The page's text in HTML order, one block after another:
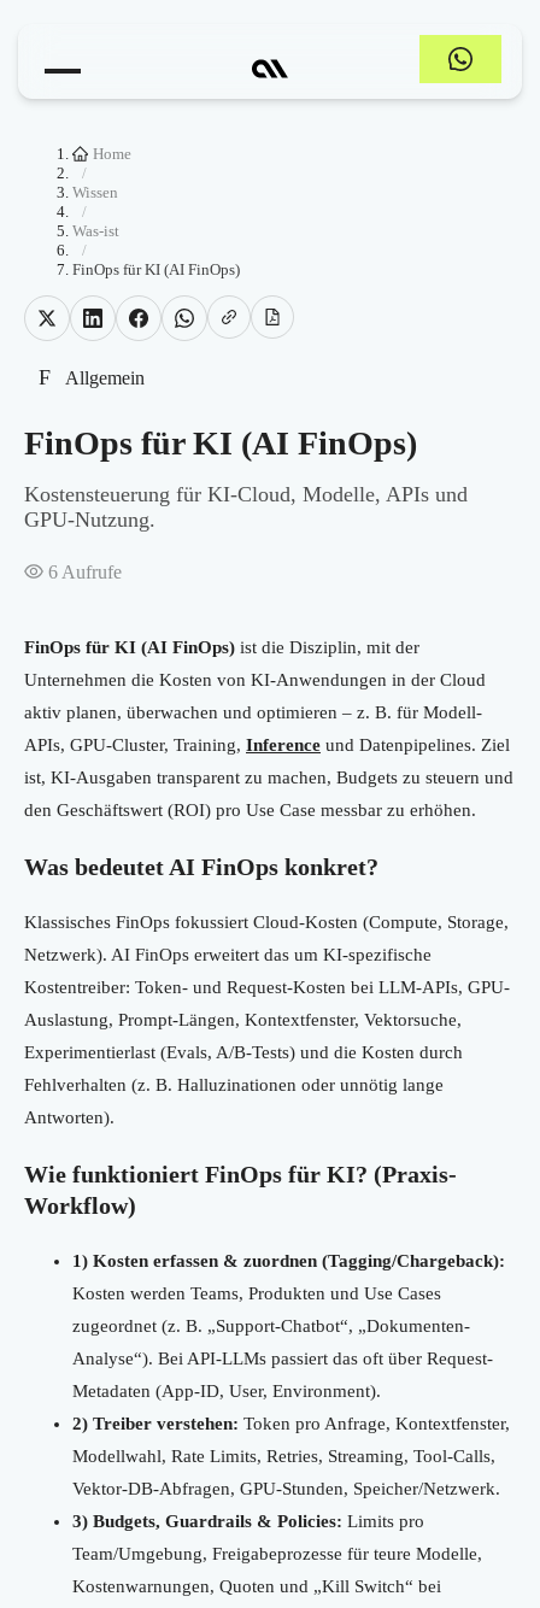
Home
/
Wissen
/
Was-ist
/
FinOps für KI (AI FinOps)
F Allgemein
FinOps für KI (AI FinOps)
Kostensteuerung für KI-Cloud, Modelle, APIs und
GPU-Nutzung.
6 Aufrufe
FinOps für KI (AI FinOps) ist die Disziplin, mit der
Unternehmen die Kosten von KI-Anwendungen in der Cloud
aktiv planen, überwachen und optimieren – z. B. für Modell-
APIs, GPU-Cluster, Training, Inference und Datenpipelines. Ziel
ist, KI-Ausgaben transparent zu machen, Budgets zu steuern und
den Geschäftswert (ROI) pro Use Case messbar zu erhöhen.
Was bedeutet AI FinOps konkret?
Klassisches FinOps fokussiert Cloud-Kosten (Compute, Storage,
Netzwerk). AI FinOps erweitert das um KI-spezifische
Kostentreiber: Token- und Request-Kosten bei LLM-APIs, GPU-
Auslastung, Prompt-Längen, Kontextfenster, Vektorsuche,
Experimentierlast (Evals, A/B-Tests) und die Kosten durch
Fehlverhalten (z. B. Halluzinationen oder unnötig lange
Antworten).
Wie funktioniert FinOps für KI? (Praxis-
Workflow)
1) Kosten erfassen & zuordnen (Tagging/Chargeback):
Kosten werden Teams, Produkten und Use Cases
zugeordnet (z. B. „Support-Chatbot“, „Dokumenten-
Analyse“). Bei API-LLMs passiert das oft über Request-
Metadaten (App-ID, User, Environment).
2) Treiber verstehen: Token pro Anfrage, Kontextfenster,
Modellwahl, Rate Limits, Retries, Streaming, Tool-Calls,
Vektor-DB-Abfragen, GPU-Stunden, Speicher/Netzwerk.
3) Budgets, Guardrails & Policies: Limits pro
Team/Umgebung, Freigabeprozesse für teure Modelle,
Kostenwarnungen, Quoten und „Kill Switch“ bei